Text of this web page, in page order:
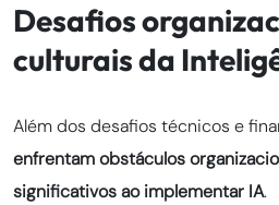
Desafios
culturais da
Além dos desafios técnicos e
enfrentam obstáculos
significativos ao implementar IA.